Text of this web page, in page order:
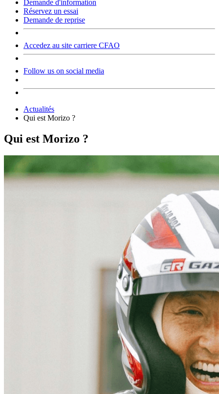
Demande d'information
Réservez un essai
Demande de reprise
Accedez au site carriere CFAO
Follow us on social media
Actualités
Qui est Morizo ?
Qui est Morizo ?